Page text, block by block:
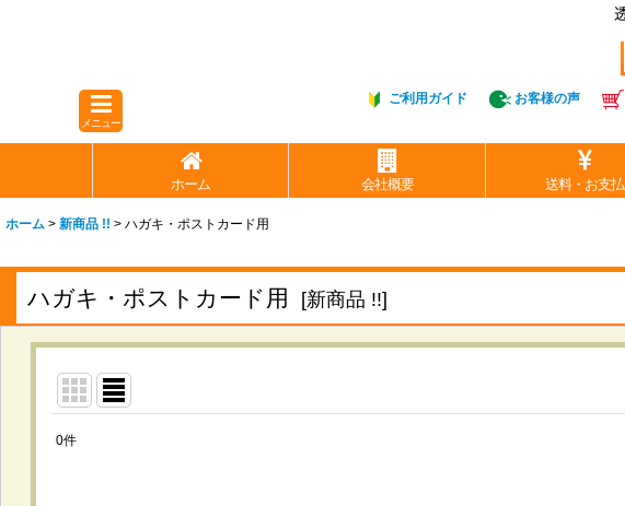
ご利用ガイド お客様の声
メニュー
ホーム 会社概要 送料・お支払
ホーム > 新商品 !! > ハガキ・ポストカード用
ハガキ・ポストカード用 [新商品 !!]
0件